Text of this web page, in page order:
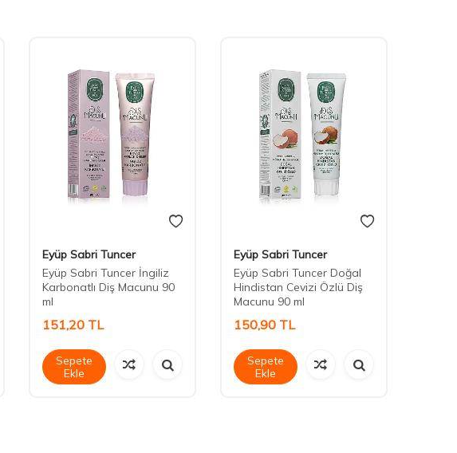
Eyüp Sabri Tuncer
Eyüp Sabri Tuncer İngiliz
Karbonatlı Diş Macunu 90
ml
151,20 TL
Sepete
Ekle
Eyüp Sabri Tuncer
Eyüp Sabri Tuncer Doğal
Hindistan Cevizi Özlü Diş
Macunu 90 ml
150,90 TL
Sepete
Ekle